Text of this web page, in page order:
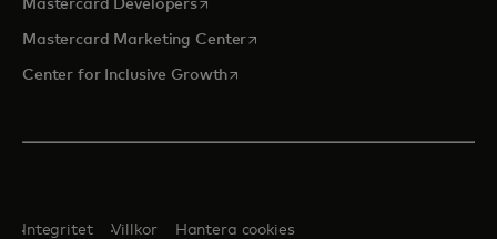
Mastercard Developers
Mastercard Marketing Centeropens in a new tab
Center for Inclusive Growthopens in a new tab
Integritet Villkor Hantera cookies